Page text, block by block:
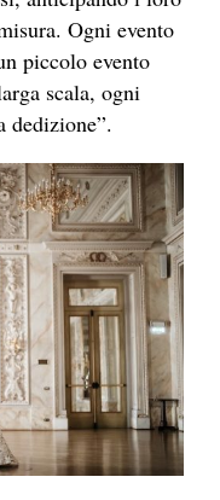
Ogni evento
piccolo evento
scala, ogni
dedizione”.